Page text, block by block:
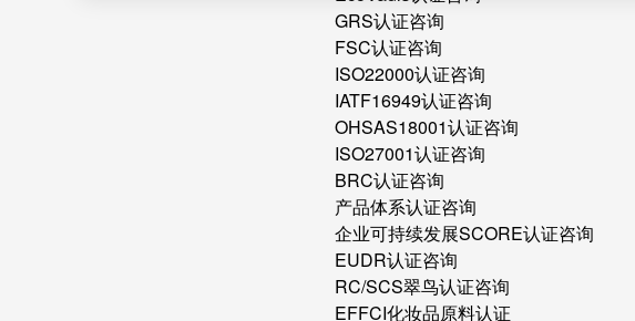
GRS认证咨询
FSC认证咨询
ISO22000认证咨询
IATF16949认证咨询
OHSAS18001认证咨询
ISO27001认证咨询
BRC认证咨询
产品体系认证咨询
企业可持续发展SCORE认证咨询
EUDR认证咨询
RC/SCS翠鸟认证咨询
EFFCI化妆品原料认证